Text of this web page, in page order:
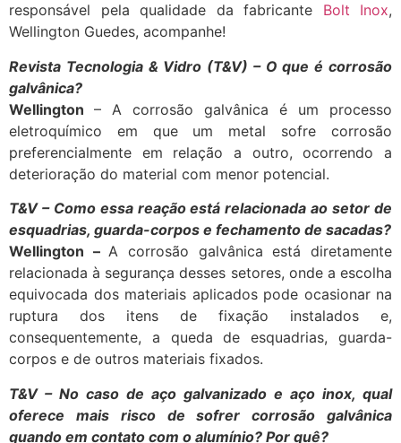
responsável pela qualidade da fabricante Bolt Inox,
Wellington Guedes, acompanhe!
Revista Tecnologia & Vidro (T&V) – O que é corrosão
galvânica?
Wellington – A corrosão galvânica é um processo
eletroquímico em que um metal sofre corrosão
preferencialmente em relação a outro, ocorrendo a
deterioração do material com menor potencial.
T&V – Como essa reação está relacionada ao setor de
esquadrias, guarda-corpos e fechamento de sacadas?
Wellington –A corrosão galvânica está diretamente
relacionada à segurança desses setores, onde a escolha
equivocada dos materiais aplicados pode ocasionar na
ruptura dos itens de fixação instalados e,
consequentemente, a queda de esquadrias, guarda-
corpos e de outros materiais fixados.
T&V – No caso de aço galvanizado e aço inox, qual
oferece mais risco de sofrer corrosão galvânica
quando em contato com o alumínio? Por quê?